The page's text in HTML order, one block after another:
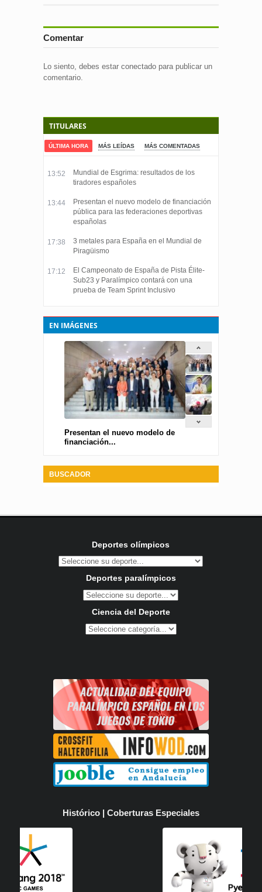
Comentar
Lo siento, debes estar conectado para publicar un
comentario.
TITULARES
ÚLTIMA HORA MÁS LEÍDAS MÁS COMENTADAS
13:52
Mundial de Esgrima: resultados de los
tiradores españoles
13:44
Presentan el nuevo modelo de financiación
pública para las federaciones deportivas
españolas
17:38
3 metales para España en el Mundial de
Piragüismo
17:12
El Campeonato de España de Pista Élite-
Sub23 y Paralímpico contará con una
prueba de Team Sprint Inclusivo
EN IMÁGENES
Presentan el nuevo modelo de
financiación...
BUSCADOR
Deportes olímpicos
Deportes paralímpicos
Ciencia del Deporte
Histórico | Coberturas Especiales